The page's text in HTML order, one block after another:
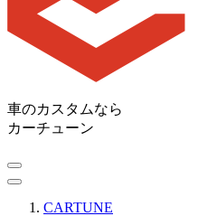
車のカスタムなら
カーチューン
CARTUNE